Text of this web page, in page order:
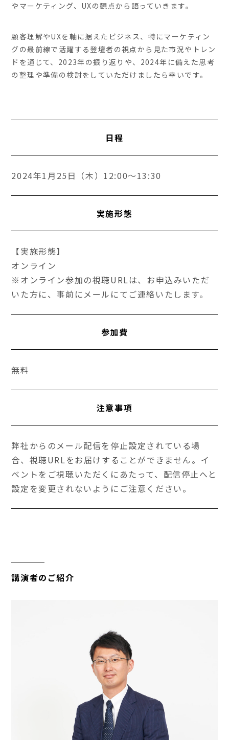
やマーケティング、UXの観点から語っていきます。
顧客理解やUXを軸に据えたビジネス、特にマーケティン
グの最前線で活躍する登壇者の視点から見た市況やトレン
ドを通じて、2023年の振り返りや、2024年に備えた思考
の整理や準備の検討をしていただけましたら幸いです。
日程
2024年1月25日（木）12:00～13:30
実施形態
【実施形態】
オンライン
※オンライン参加の視聴URLは、お申込みいただ
いた方に、事前にメールにてご連絡いたします。
参加費
無料
注意事項
弊社からのメール配信を停止設定されている場
合、視聴URLをお届けすることができません。イ
ベントをご視聴いただくにあたって、配信停止へと
設定を変更されないようにご注意ください。
講演者のご紹介